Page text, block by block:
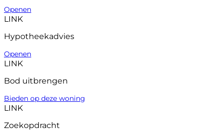
Openen
LINK
Hypotheekadvies
Openen
LINK
Bod uitbrengen
Bieden op deze woning
LINK
Zoekopdracht